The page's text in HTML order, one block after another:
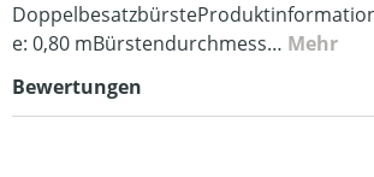
e: 0,80 mBürstendurchmess… Mehr
Bewertungen